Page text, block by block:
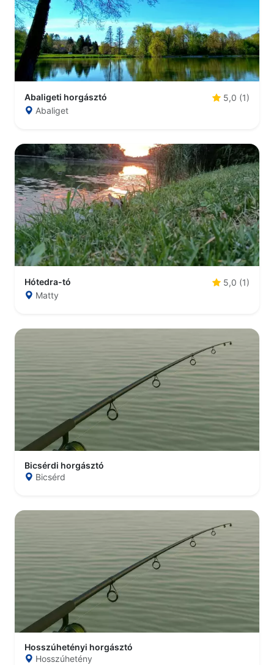
Abaligeti horgásztó
5,0 (1)
Abaliget
Hótedra-tó
5,0 (1)
Matty
Bicsérdi horgásztó
Bicsérd
Hosszúhetényi horgásztó
Hosszúhetény